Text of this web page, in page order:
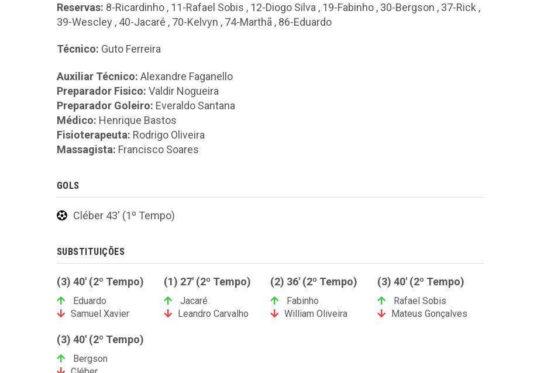
Reservas: 8-Ricardinho , 11-Rafael Sobis , 12-Diogo Silva , 19-Fabinho , 30-Bergson , 37-Rick ,
39-Wescley , 40-Jacaré , 70-Kelvyn , 74-Marthã , 86-Eduardo
Técnico: Guto Ferreira
Auxiliar Técnico: Alexandre Faganello
Preparador Fisico: Valdir Nogueira
Preparador Goleiro: Everaldo Santana
Médico: Henrique Bastos
Fisioterapeuta: Rodrigo Oliveira
Massagista: Francisco Soares
GOLS
Cléber 43' (1º Tempo)
SUBSTITUIÇÕES
(3) 40' (2º Tempo)
Eduardo
Samuel Xavier
(1) 27' (2º Tempo)
Jacaré
Leandro Carvalho
(2) 36' (2º Tempo)
Fabinho
William Oliveira
(3) 40' (2º Tempo)
Rafael Sobis
Mateus Gonçalves
(3) 40' (2º Tempo)
Bergson